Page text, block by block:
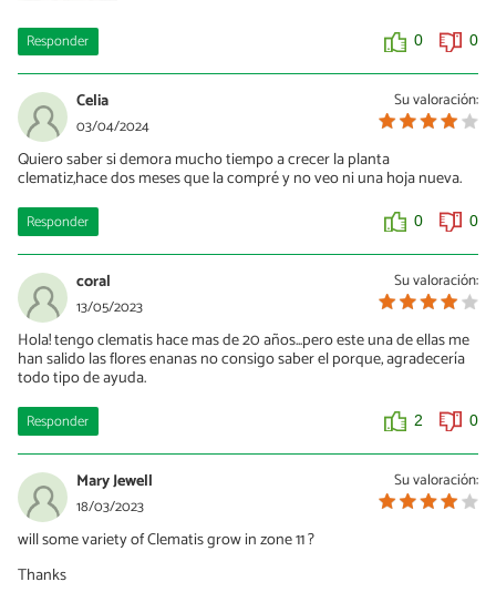
Responder 0 0
Su valoración:
Celia
03/04/2024
Quiero saber si demora mucho tiempo a crecer la planta
clematiz,hace dos meses que la compré y no veo ni una hoja nueva.
Responder 0 0
Su valoración:
coral
13/05/2023
Hola! tengo clematis hace mas de 20 años...pero este una de ellas me
han salido las flores enanas no consigo saber el porque, agradecería
todo tipo de ayuda.
Responder 2 0
Su valoración:
Mary Jewell
18/03/2023
will some variety of Clematis grow in zone 11 ?
Thanks